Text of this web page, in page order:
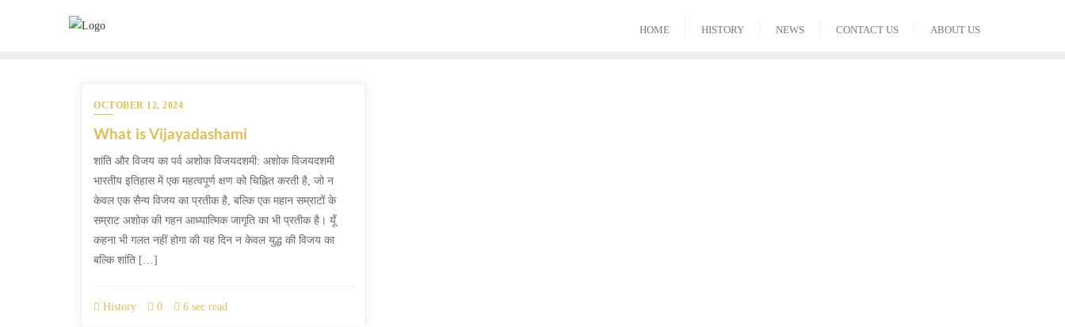
HOME HISTORY NEWS CONTACT US ABOUT US
OCTOBER 12, 2024
What is Vijayadashami
शांति और विजय का पर्व अशोक विजयदशमी: अशोक विजयदशमी
भारतीय इतिहास में एक महत्वपूर्ण क्षण को चिह्नित करती है, जो न
केवल एक सैन्य विजय का प्रतीक है, बल्कि एक महान सम्राटों के
सम्राट अशोक की गहन आध्यात्मिक जागृति का भी प्रतीक है। यूँ
कहना भी गलत नहीं होगा की यह दिन न केवल युद्ध की विजय का
बल्कि शांति […]
History 0 6 sec read